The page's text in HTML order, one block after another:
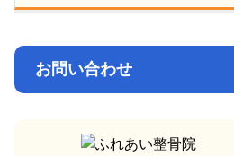
お問い合わせ